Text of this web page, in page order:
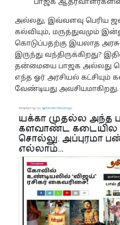
பாஜக ஆதரவாளர்களின்
அல்லது, இவ்வளவு பெரிய
கல்வியும், மருத்துவமும்
கொடுப்பதற்கு இயலாத
இருந்து
தன்மையை பாஜக அல்லது
எந்த ஓர் அரசியல்
வேண்டியது அவசியமாகிறது.